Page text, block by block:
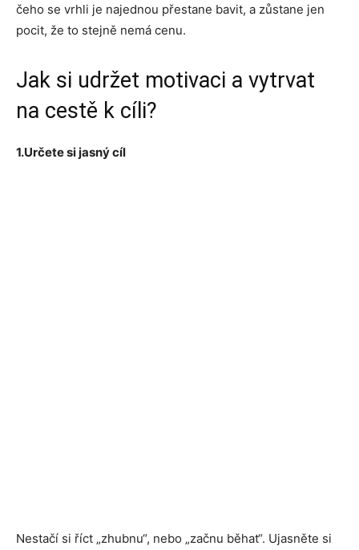
čeho se vrhli je najednou přestane bavit, a zůstane jen
pocit, že to stejně nemá cenu.
Jak si udržet motivaci a vytrvat
na cestě k cíli?
1.Určete si jasný cíl
Nestačí si říct „zhubnu“, nebo „začnu běhat“. Ujasněte si